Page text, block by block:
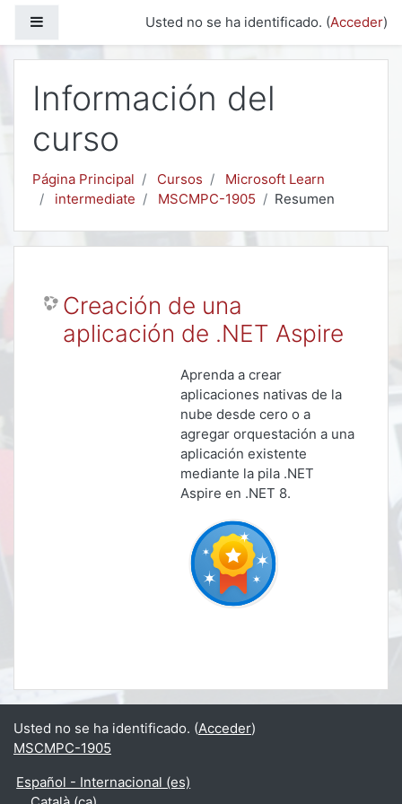
Usted no se ha identificado. (Acceder)
Información del
curso
Página Principal Cursos
Microsoft Learn
intermediate
MSCMPC-1905 Resumen
Creación de una
aplicación de .NET Aspire
Aprenda a crear
aplicaciones nativas de la
nube desde cero o a
agregar orquestación a una
aplicación existente
mediante la pila .NET
Aspire en .NET 8.
Usted no se ha identificado. (Acceder)
MSCMPC-1905
Español - Internacional ‎(es)‎